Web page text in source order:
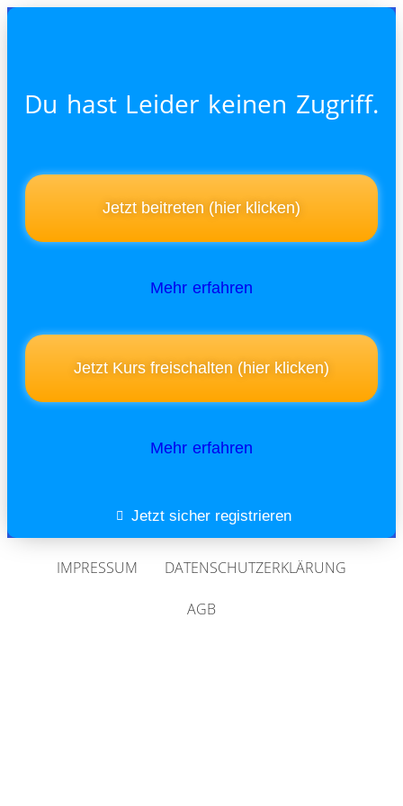
Du hast Leider keinen Zugriff.
Jetzt beitreten (hier klicken)
Mehr erfahren
Jetzt Kurs freischalten (hier klicken)
Mehr erfahren
Jetzt sicher registrieren
IMPRESSUM DATENSCHUTZERKLÄRUNG
AGB